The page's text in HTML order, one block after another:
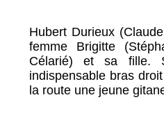
Hubert Durieux
femme Brigitte
Célarié) et sa fille.
indispensable bras
la route une jeune